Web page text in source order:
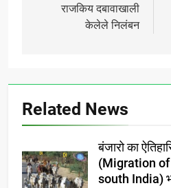
राजकिय दबावाखाली
केलेले निलंबन
Related News
बंजारो का
(Migration
south India)